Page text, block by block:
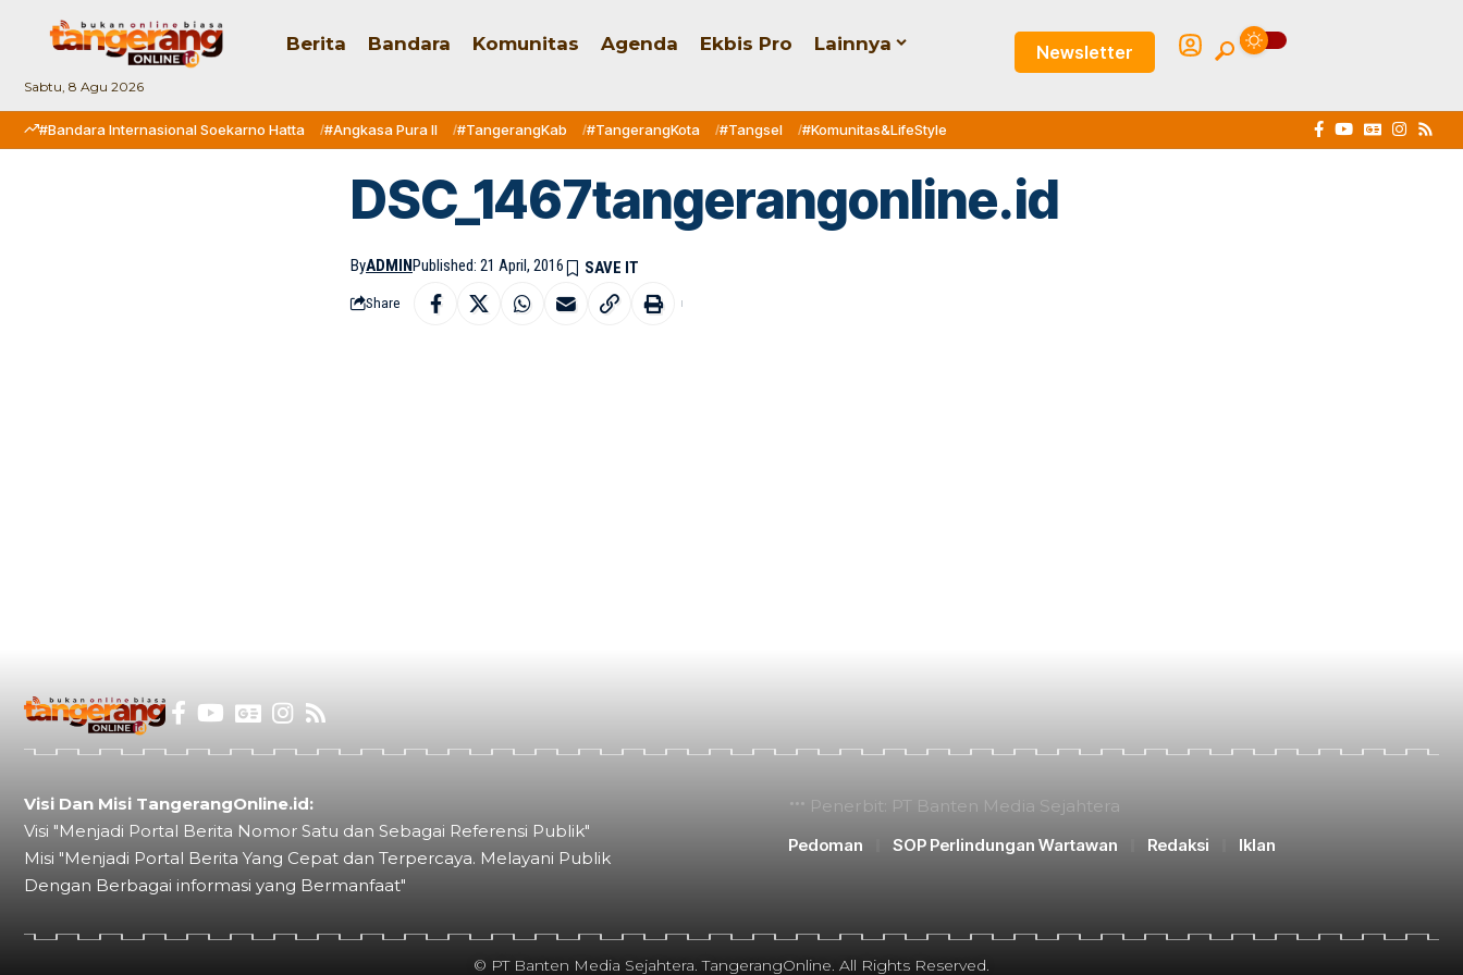
Sabtu, 8 Agu 2026
Berita Bandara Komunitas Agenda Ekbis Pro Lainnya Newsletter
#Bandara Internasional Soekarno Hatta #Angkasa Pura II #TangerangKab #TangerangKota #Tangsel #Komunitas&LifeStyle
DSC_1467tangerangonline.id
ByADMINPublished: 21 April, 2016
Share
Visi Dan Misi TangerangOnline.id:
Visi "Menjadi Portal Berita Nomor Satu dan Sebagai Referensi Publik"
Misi "Menjadi Portal Berita Yang Cepat dan Terpercaya. Melayani Publik
Dengan Berbagai informasi yang Bermanfaat"
Penerbit: PT Banten Media Sejahtera
Pedoman
SOP Perlindungan Wartawan Redaksi Iklan
© PT Banten Media Sejahtera. TangerangOnline. All Rights Reserved.